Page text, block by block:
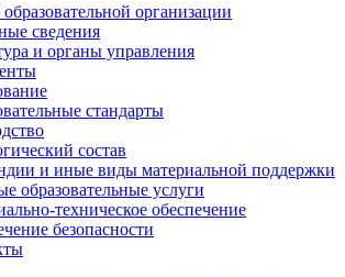
организации
сведения
и органы управления
стандарты
состав
и иные виды материальной поддержки
образовательные услуги
техническое обеспечение
безопасности